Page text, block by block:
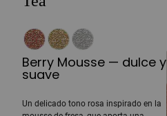
Berry Mousse — dulce y
suave
Un delicado tono rosa inspirado en la